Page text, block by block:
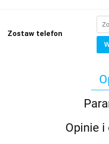
Zostaw telefon
Opinie i